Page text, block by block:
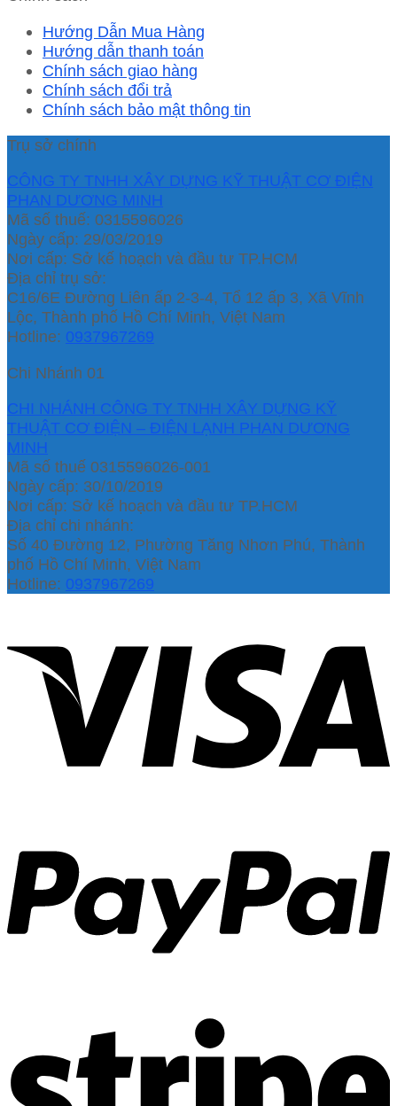
Hướng Dẫn Mua Hàng
Hướng dẫn thanh toán
Chính sách giao hàng
Chính sách đổi trả
Chính sách bảo mật thông tin
Trụ sở chính
CÔNG TY TNHH XÂY DỰNG KỸ THUẬT CƠ ĐIỆN
PHAN DƯƠNG MINH
Mã số thuế: 0315596026
Ngày cấp: 29/03/2019
Nơi cấp: Sở kế hoạch và đầu tư TP.HCM
Địa chỉ trụ sở:
C16/6E Đường Liên ấp 2-3-4, Tổ 12 ấp 3, Xã Vĩnh
Lộc, Thành phố Hồ Chí Minh, Việt Nam
Hotline: 0937967269
Chi Nhánh 01
CHI NHÁNH CÔNG TY TNHH XÂY DỰNG KỸ
THUẬT CƠ ĐIỆN – ĐIỆN LẠNH PHAN DƯƠNG
MINH
Mã số thuế 0315596026-001
Ngày cấp: 30/10/2019
Nơi cấp: Sở kế hoạch và đầu tư TP.HCM
Địa chỉ chi nhánh:
Số 40 Đường 12, Phường Tăng Nhơn Phú, Thành
phố Hồ Chí Minh, Việt Nam
Hotline: 0937967269